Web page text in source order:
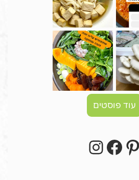
עוד פוסטים
Pinterest
Facebook